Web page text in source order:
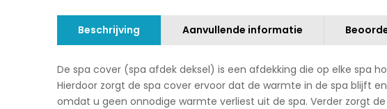
Beschrijving Aanvullende informatie
De spa cover (spa afdek deksel) is een afdekking die op elke spa
Hierdoor zorgt de spa cover ervoor dat de warmte in de spa blijft
omdat u geen onnodige warmte verliest uit de spa. Verder zorgt